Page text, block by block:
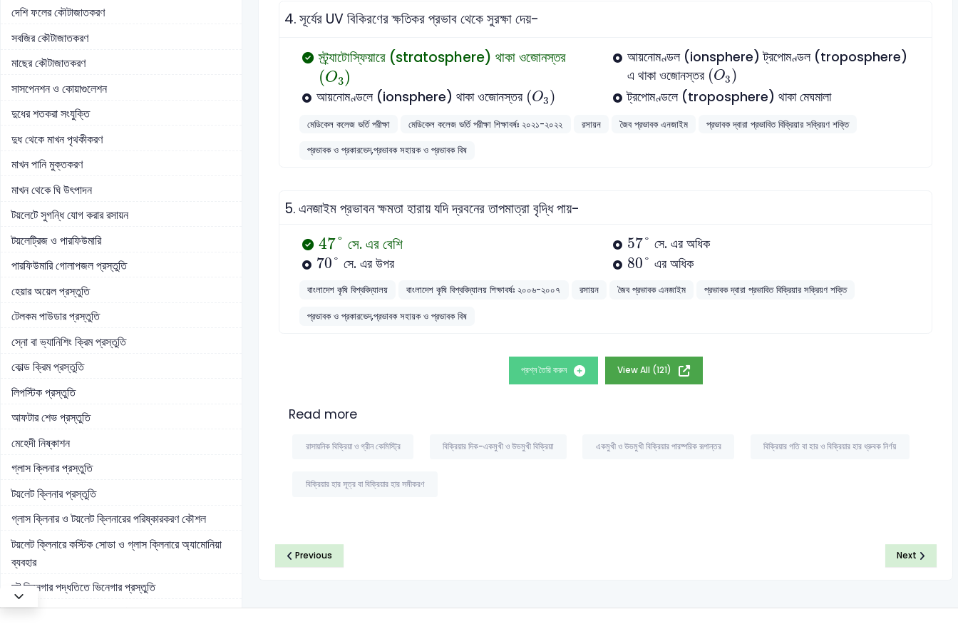
দেশি ফলের কৌটাজাতকরণ
সবজির কৌটাজাতকরণ
মাছের কৌটাজাতকরণ
সাসপেনশন ও কোয়াগুলেশন
দুধের শতকরা সংযুক্তি
দুধ থেকে মাখন পৃথকীকরণ
মাখন পানি মুক্তকরণ
মাখন থেকে ঘি উৎপাদন
টয়লেটে সুগন্ধি যোগ করার রসায়ন
টয়লেট্রিজ ও পারফিউমারি
পারফিউমারি গোলাপজল প্রস্তুতি
হেয়ার অয়েল প্রস্তুতি
টেলকম পাউডার প্রস্তুতি
স্নো বা ভ্যানিশিং ক্রিম প্রস্তুতি
কোল্ড ক্রিম প্রস্তুতি
লিপস্টিক প্রস্তুতি
আফটার শেভ প্রস্তুতি
মেহেদী নিষ্কাশন
গ্লাস ক্লিনার প্রস্তুতি
টয়লেট ক্লিনার প্রস্তুতি
গ্লাস ক্লিনার ও টয়লেট ক্লিনারের পরিষ্কারকরণ কৌশল
টয়লেট ক্লিনারে কস্টিক সোডা ও গ্লাস ক্লিনারে অ্যামোনিয়া
ব্যবহার
মল্ট ভিনেগার পদ্ধতিতে ভিনেগার প্রস্তুতি
ভিনেগারের খাদ্যদ্রব্য সংরক্ষণ কৌশল
4.সূর্যের UV বিকিরণের ক্ষতিকর প্রভাব থেকে সুরক্ষা দেয়-
স্ট্র্যাটোস্ফিয়ারে (stratosphere) থাকা ওজোনস্তর
(O3)
(O3)
আয়নোমণ্ডল (ionsphere) ট্রপোমণ্ডল (troposphere)
এ থাকা ওজোনস্তর (O3 )
(O3)
আয়নোমণ্ডলে (ionsphere) থাকা ওজোনস্তর (O3 )
(O 3) ট্রপোমণ্ডলে (troposphere) থাকা মেঘমালা
মেডিকেল কলেজ ভর্তি পরীক্ষা মেডিকেল কলেজ ভর্তি পরীক্ষা শিক্ষাবর্ষঃ ২০২১-২০২২ রসায়ন জৈব প্রভাবক এনজাইম
প্রভাবক দ্বারা প্রভাবিত বিক্রিয়ার সক্রিয়ণ শক্তি
প্রভাবক ও প্রকারভেদ,প্রভাবক সহায়ক ও প্রভাবক বিষ
5.এনজাইম প্রভাবন ক্ষমতা হারায় যদি দ্রবনের তাপমাত্রা বৃদ্ধি পায়-
47°
47° সে. এর বেশি 57°
57° সে. এর অধিক
70°
70° সে. এর উপর 80°
80° এর অধিক
বাংলাদেশ কৃষি বিশ্ববিদ্যালয় বাংলাদেশ কৃষি বিশ্ববিদ্যালয় শিক্ষাবর্ষঃ ২০০৬-২০০৭ রসায়ন জৈব প্রভাবক এনজাইম
প্রভাবক দ্বারা প্রভাবিত বিক্রিয়ার সক্রিয়ণ শক্তি
প্রভাবক ও প্রকারভেদ,প্রভাবক সহায়ক ও প্রভাবক বিষ
প্রশ্ন তৈরি করুন View All (121)
Read more
রাসায়নিক বিক্রিয়া ও গ্রীন কেমিস্ট্রি বিক্রিয়ার দিক-একমুখী ও উভমুখী বিক্রিয়া একমুখী ও উভমুখী বিক্রিয়ার পারষ্পরিক রূপান্তর বিক্রিয়ার গতি বা হার ও বিক্রিয়ার হার ধ্রুবক নির্ণয়
বিক্রিয়ার হার সূত্র বা বিক্রিয়ার হার সমীকরণ
Previous Next